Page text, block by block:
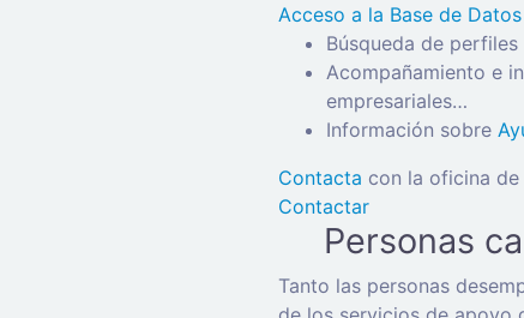
Acceso a la Base de
Búsqueda de
Acompañamiento e
empresariales…
Información sobre
Contacta con la oficina
Contactar
Personas
Tanto las personas